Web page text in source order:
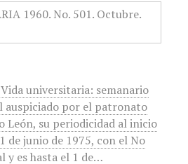
universitaria: semanario
por el patronato
León, su periodicidad al inicio
de junio de 1975, con el No
y es hasta el 1 de…